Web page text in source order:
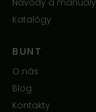
Katalógy
BUNT
O nás
Blog
Kontakty